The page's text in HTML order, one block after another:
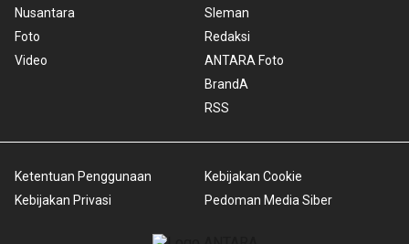
Nusantara
Foto
Video
Sleman
Redaksi
ANTARA Foto
BrandA
RSS
Ketentuan Penggunaan
Kebijakan Privasi
Kebijakan Cookie
Pedoman Media Siber